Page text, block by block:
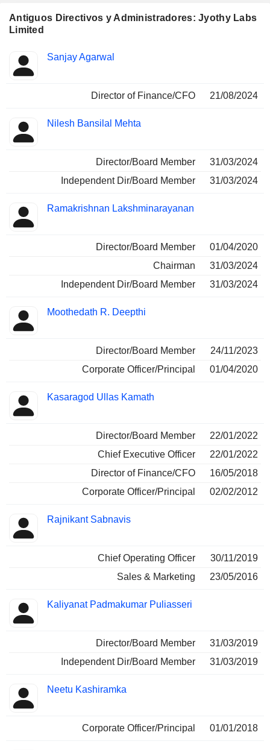
Antiguos Directivos y Administradores: Jyothy Labs
Limited
Insider
Funciones
ocupadas
Sanjay Agarwal
Director of Finance/CFO 21/08/2024
Nilesh Bansilal Mehta
Director/Board Member
31/03/2024
Independent Dir/Board Member
31/03/2024
Ramakrishnan Lakshminarayanan
Director/Board Member
01/04/2020
Chairman
31/03/2024
Independent Dir/Board Member
31/03/2024
Moothedath R. Deepthi
Director/Board Member
24/11/2023
Corporate Officer/Principal
01/04/2020
Kasaragod Ullas Kamath
Director/Board Member
22/01/2022
Chief Executive Officer
22/01/2022
Director of Finance/CFO
16/05/2018
Corporate Officer/Principal
02/02/2012
Rajnikant Sabnavis
Chief Operating Officer
30/11/2019
Sales & Marketing
23/05/2016
Kaliyanat Padmakumar Puliasseri
Director/Board Member
31/03/2019
Independent Dir/Board Member
31/03/2019
Neetu Kashiramka
Corporate Officer/Principal 01/01/2018